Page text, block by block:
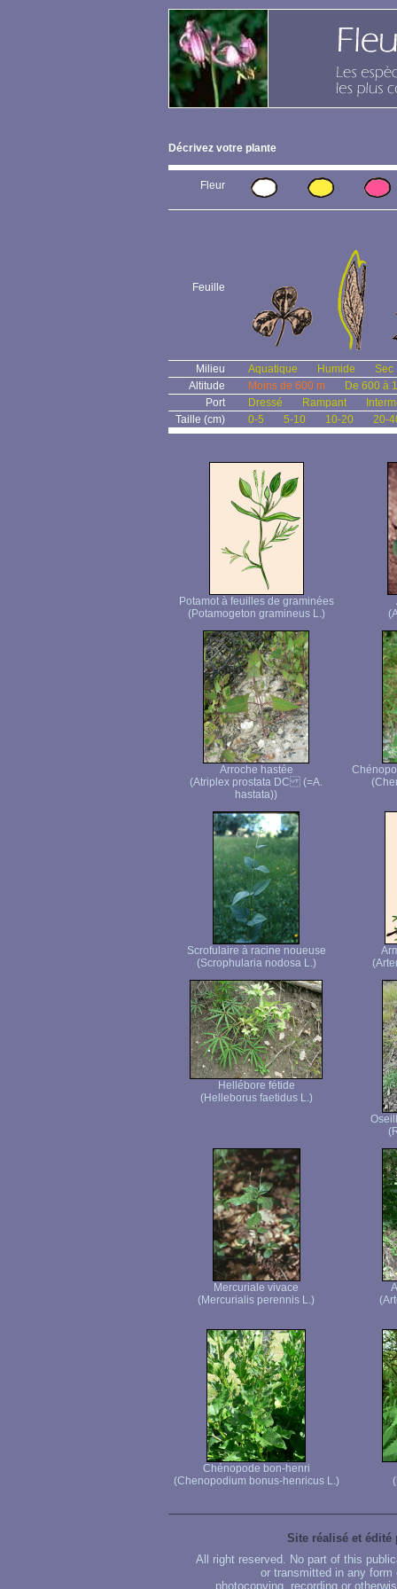
Décrivez votre plante
Fleur
Feuille
Milieu Aquatique Humide
Sec
Altitude
Moins de 600 m
De 600 à
Port
Dressé Rampant
Taille (cm)
0-5 5-10 10-20 20-
Potamot à feuilles de graminées
(Potamogeton gramineus L.)
Arroche hastée
(Atriplex prostata DC (=A.
hastata))
Scrofulaire à racine noueuse
(Scrophularia nodosa L.)
Hellébore fétide
(Helleborus faetidus L.)
Mercuriale vivace
(Mercurialis perennis L.)
Chénopode bon-henri
(Chenopodium bonus-henricus L.)
Site réalisé et édité
All right reserved. No part of this
or transmitted in any
photocopying, recording or